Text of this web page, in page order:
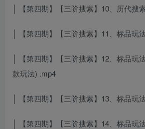
│ 【第四期】【三阶搜索】10、历代搜
│ 【第四期】【三阶搜索】11、标品玩
│ 【第四期】【三阶搜索】12、标品玩
款玩法) .mp4
│ 【第四期】【三阶搜索】13、标品玩
│ 【第四期】【三阶搜索】14、标品玩